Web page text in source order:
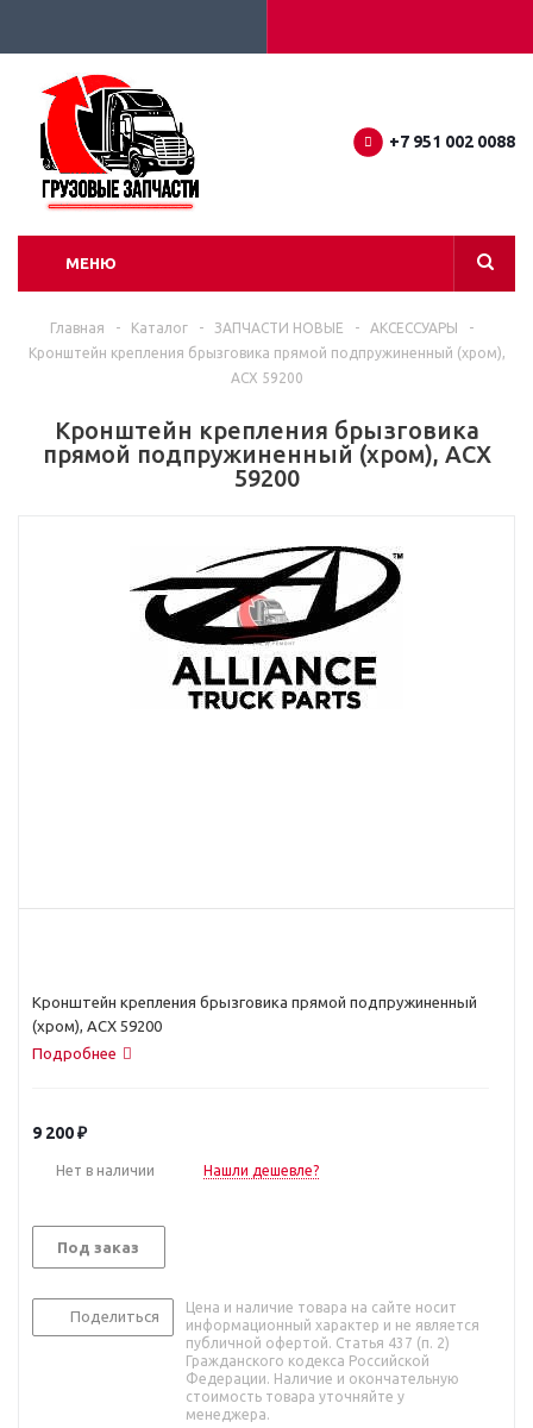
+7 951 002 0088
МЕНЮ
Главная - Каталог - ЗАПЧАСТИ НОВЫЕ - АКСЕССУАРЫ
-
Кронштейн крепления брызговика прямой подпружиненный (хром),
ACX 59200
Кронштейн крепления брызговика
прямой подпружиненный (хром), ACX
59200
Кронштейн крепления брызговика прямой подпружиненный
(хром), ACX 59200
Подробнее
9 200₽
Нет в наличии Нашли дешевле?
Под заказ
Поделиться
Цена и наличие товара на сайте носит
информационный характер и не является
публичной офертой. Статья 437 (п. 2)
Гражданского кодекса Российской
Федерации. Наличие и окончательную
стоимость товара уточняйте у
менеджера.